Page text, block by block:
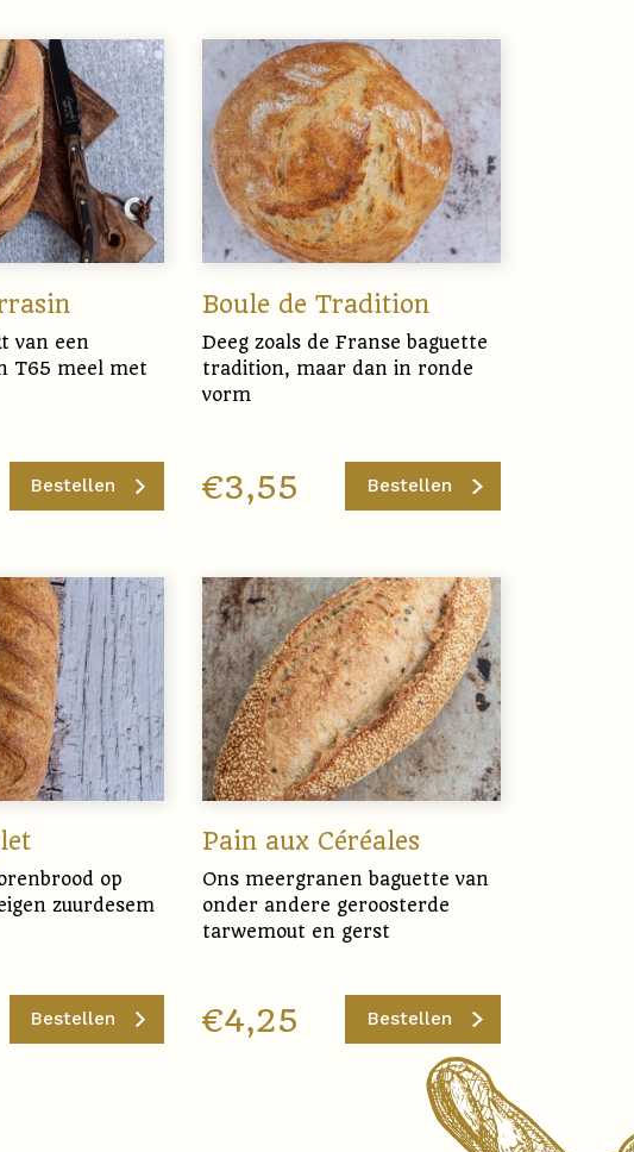
van een
T65 meel met
Bestellen
Boule de Tradition
Deeg zoals de Franse baguette
tradition, maar dan in ronde
vorm
€3,55 Bestellen
op
zuurdesem
Bestellen
Pain aux Céréales
Ons meergranen baguette van
onder andere geroosterde
tarwemout en gerst
€4,25 Bestellen